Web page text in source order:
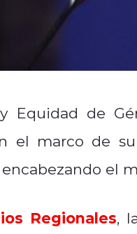
Equidad de
el marco de
encabezando el
Regionales,